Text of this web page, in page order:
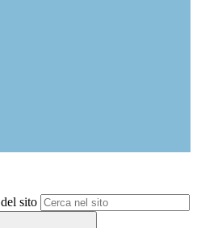
sito